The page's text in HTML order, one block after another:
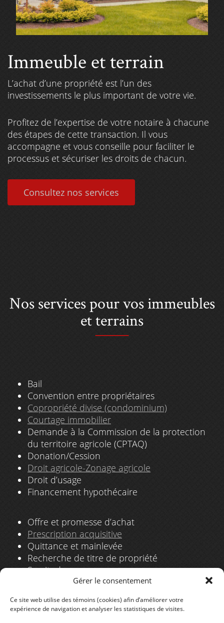
Gérer le consentement
Ce site web utilise des témoins (cookies) afin d’améliorer votre
expérience de navigation et analyser les statistiques de visites.
Immeuble et terrain
L’achat d’une propriété est l’un des
investissements le plus important de votre vie.
Profitez de l’expertise de votre notaire à chacune
des étapes de cette transaction. Il vous
accompagne et vous conseille pour faciliter le
processus et sécuriser les droits de chacun.
Consultez nos services
Nos services pour vos immeubles
et terrains
Bail
Convention entre propriétaires
Copropriété divise (condominium)
Courtage immobilier
Demande à la Commission de la protection
du territoire agricole (CPTAQ)
Donation/Cession
Droit agricole-Zonage agricole
Droit d’usage
Financement hypothécaire
Offre et promesse d’achat
Prescription acquisitive
Quittance et mainlevée
Recherche de titre de propriété
Servitudes
Transfert d’immeubles et terrains
Vente par non-résidents